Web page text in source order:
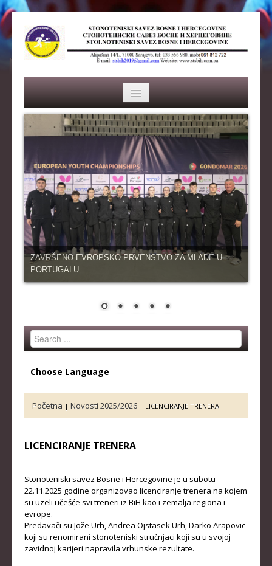
HOME
SAVEZ
ISTORIJA
ORGANI SAVEZA
OSNOVNI PODACI
REPREZENTACIJA
ŽENSKA KADETSKA REPREZENTACIJA
SENIORI
SENIORKE
JUNIORI
JUNIORKE
KADETI
ZAVRŠENO EVROPSKO PRVENSTVO ZA MLADE U
PORTUGALU
Search
...
Choose Language
Početna | Novosti 2025/2026 | LICENCIRANJE TRENERA
LICENCIRANJE TRENERA
Stonoteniski savez Bosne i Hercegovine je u subotu
22.11.2025 godine organizovao licenciranje trenera na kojem
su uzeli učešće svi treneri iz BiH kao i zemalja regiona i
evrope.
Predavači su Jože Urh, Andrea Ojstasek Urh, Darko Arapovic
koji su renomirani stonoteniski stručnjaci koji su u svojoj
zavidnoj karijeri napravila vrhunske rezultate.